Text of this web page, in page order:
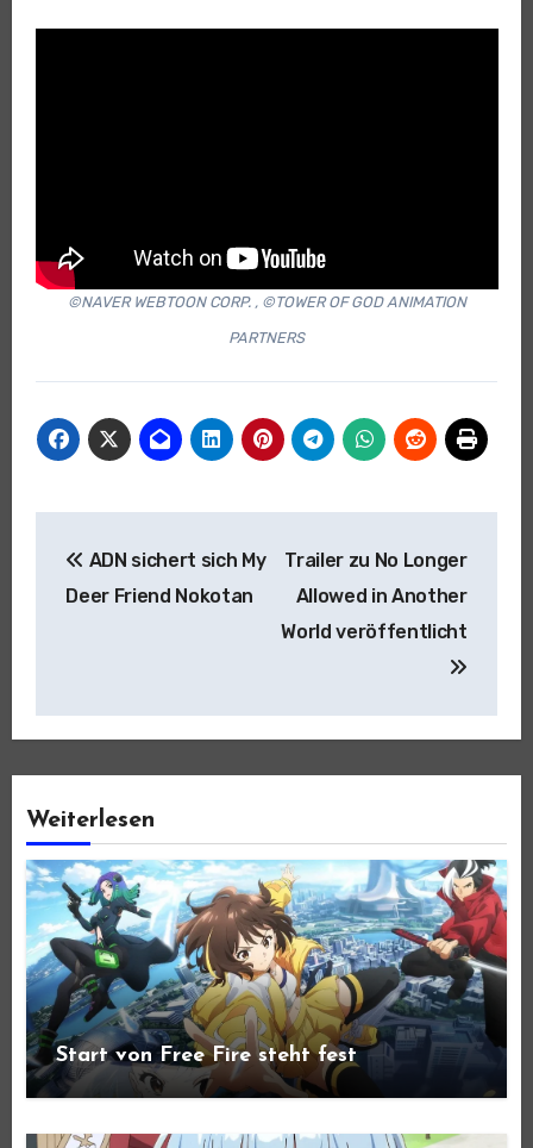
©NAVER WEBTOON CORP. , ©TOWER OF GOD ANIMATION
PARTNERS
ADN sichert sich My
Deer Friend Nokotan
Trailer zu No Longer
Allowed in Another
World veröffentlicht
Weiterlesen
Start von Free Fire steht fest